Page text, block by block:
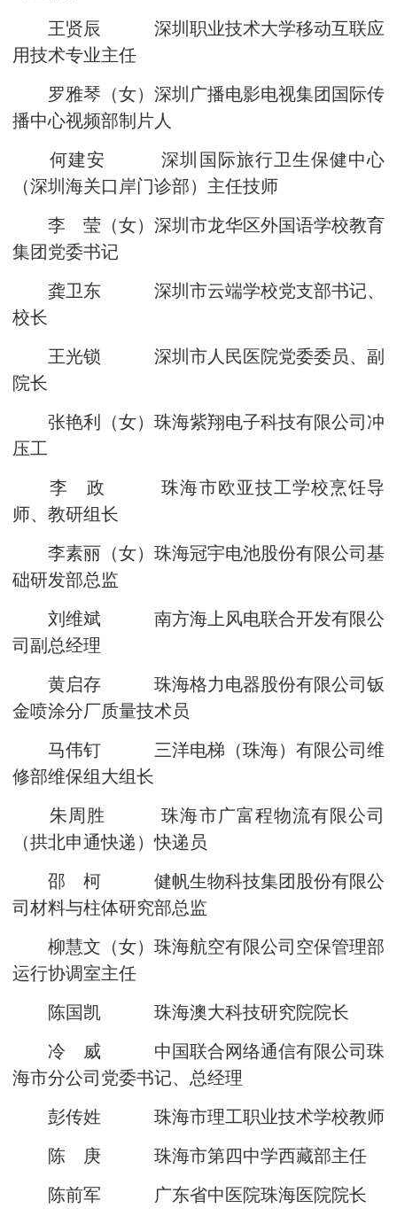
王贤辰 深圳职业技术大学移动互联应
用技术专业主任
罗雅琴（女）深圳广播电影电视集团国际传
播中心视频部制片人
何建安 深圳国际旅行卫生保健中心
（深圳海关口岸门诊部）主任技师
李 莹（女）深圳市龙华区外国语学校教育
集团党委书记
龚卫东 深圳市云端学校党支部书记、
校长
王光锁 深圳市人民医院党委委员、副
院长
张艳利（女）珠海紫翔电子科技有限公司冲
压工
李 政 珠海市欧亚技工学校烹饪导
师、教研组长
李素丽（女）珠海冠宇电池股份有限公司基
础研发部总监
刘维斌 南方海上风电联合开发有限公
司副总经理
黄启存 珠海格力电器股份有限公司钣
金喷涂分厂质量技术员
马伟钉 三洋电梯（珠海）有限公司维
修部维保组大组长
朱周胜 珠海市广富程物流有限公司
（拱北申通快递）快递员
邵 柯 健帆生物科技集团股份有限公
司材料与柱体研究部总监
柳慧文（女）珠海航空有限公司空保管理部
运行协调室主任
陈国凯 珠海澳大科技研究院院长
冷 威 中国联合网络通信有限公司珠
海市分公司党委书记、总经理
彭传姓 珠海市理工职业技术学校教师
陈 庚 珠海市第四中学西藏部主任
陈前军 广东省中医院珠海医院院长